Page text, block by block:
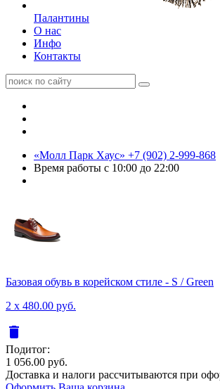
Палантины
О нас
Инфо
Контакты
«Молл Парк Хаус» +7 (902) 2-999-868
Время работы с 10:00 до 22:00
Базовая обувь в корейском стиле - S / Green
2 x 480.00 руб.
delete
Подитог:
1 056.00 руб.
Доставка и налоги рассчитываются при